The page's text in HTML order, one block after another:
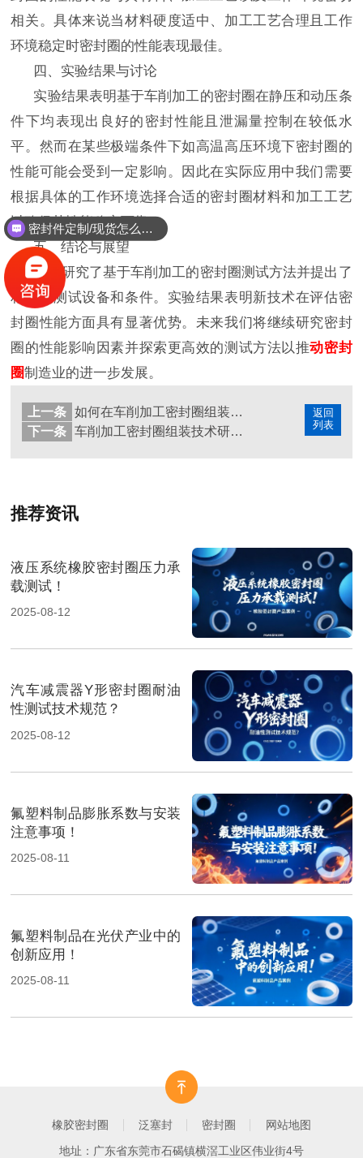
相关。具体来说当材料硬度适中、加工工艺合理且工作
环境稳定时密封圈的性能表现最佳。
四、实验结果与讨论
实验结果表明基于车削加工的密封圈在静压和动压条
件下均表现出良好的密封性能且泄漏量控制在较低水
平。然而在某些极端条件下如高温高压环境下密封圈的
性能可能会受到一定影响。因此在实际应用中我们需要
根据具体的工作环境选择合适的密封圈材料和加工工艺
以确保其性能稳定可靠。
五、结论与展望
本文研究了基于车削加工的密封圈测试方法并提出了
相应的测试设备和条件。实验结果表明新技术在评估密
封圈性能方面具有显著优势。未来我们将继续研究密封
圈的性能影响因素并探索更高效的测试方法以推动密封
圈制造业的进一步发展。
返回
列表
上一条
如何在车削加工密封圈组装与测试中实现高效率与高质量的平衡？
下一条
车削加工密封圈组装技术研究!!!
推荐资讯
液压系统橡胶密封圈压力承
载测试！
2025-08-12
汽车减震器Y形密封圈耐油
性测试技术规范？
2025-08-12
氟塑料制品膨胀系数与安装
注意事项！
2025-08-11
氟塑料制品在光伏产业中的
创新应用！
2025-08-11
橡胶密封圈 泛塞封 密封圈 网站地图
地址：广东省东莞市石碣镇横滘工业区伟业街4号
密封件定制/现货怎么报价，起订量多少？